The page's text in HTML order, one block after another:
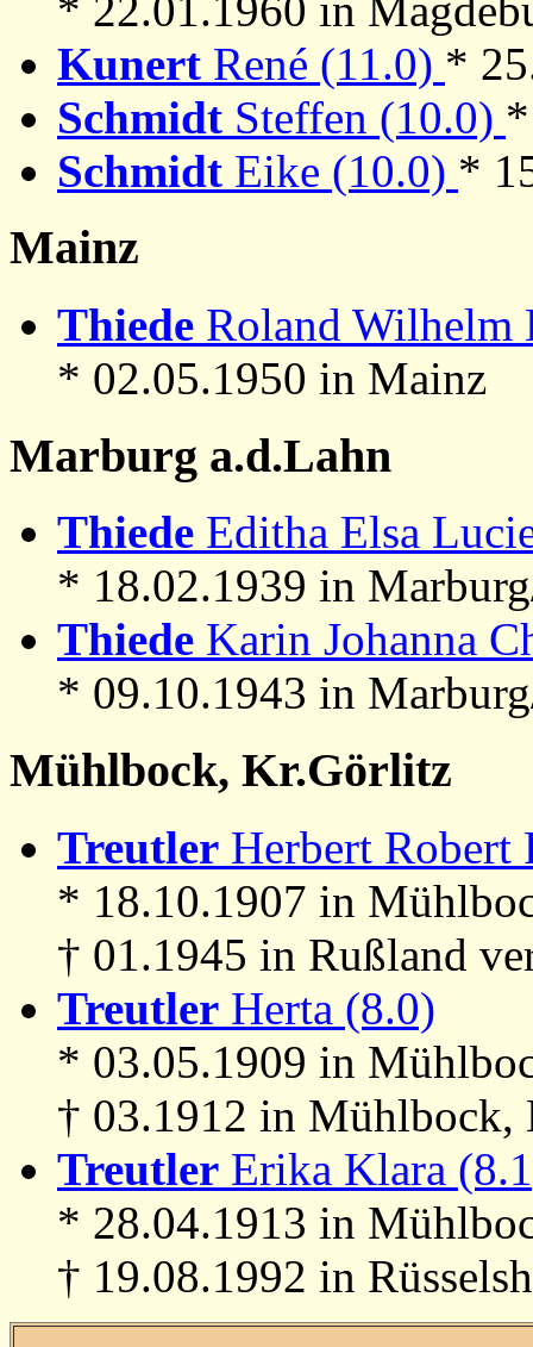
Kunert René (11.0) *
Schmidt Steffen (10.0)
Schmidt Eike (10.0) *
Mainz
Thiede Roland Wilhelm
* 02.05.1950 in Mainz
Marburg a.d.Lahn
Thiede Editha Elsa
* 18.02.1939 in
Thiede Karin Johanna
* 09.10.1943 in
Mühlbock, Kr.Görlitz
Treutler Herbert
* 18.10.1907 in
† 01.1945 in Rußland
Treutler Herta (8.0)
* 03.05.1909 in
† 03.1912 in Mühlbock,
Treutler Erika Klara
* 28.04.1913 in
† 19.08.1992 in